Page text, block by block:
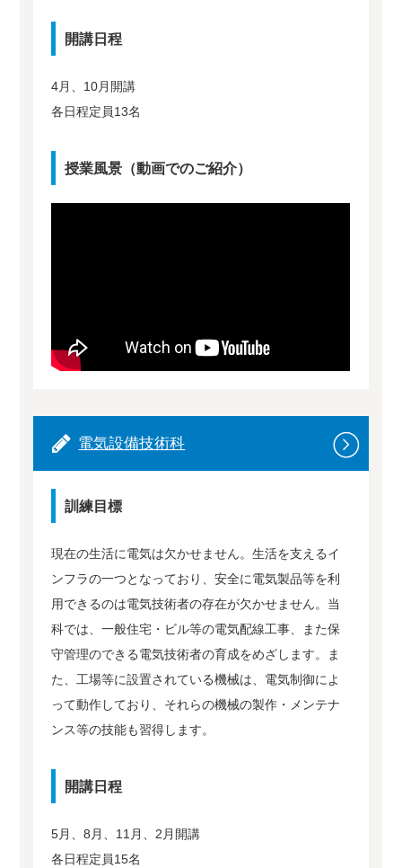
開講日程
4月、10月開講
各日程定員13名
授業風景（動画でのご紹介）
電気設備技術科
訓練目標
現在の生活に電気は欠かせません。生活を支えるイ
ンフラの一つとなっており、安全に電気製品等を利
用できるのは電気技術者の存在が欠かせません。当
科では、一般住宅・ビル等の電気配線工事、また保
守管理のできる電気技術者の育成をめざします。ま
た、工場等に設置されている機械は、電気制御によ
って動作しており、それらの機械の製作・メンテナ
ンス等の技能も習得します。
開講日程
5月、8月、11月、2月開講
各日程定員15名